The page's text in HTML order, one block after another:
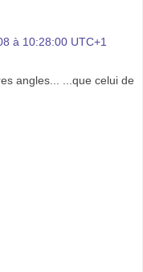
à 10:28:00 UTC+1
angles... ...que celui de